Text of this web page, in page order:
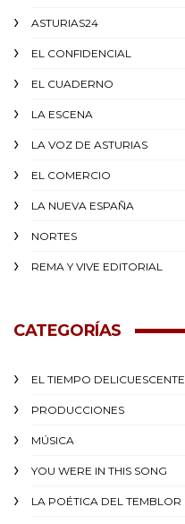
ASTURIAS24
EL CONFIDENCIAL
EL CUADERNO
LA ESCENA
LA VOZ DE ASTURIAS
EL COMERCIO
LA NUEVA ESPAÑA
NORTES
REMA Y VIVE EDITORIAL
CATEGORÍAS
EL TIEMPO DELICUESCENTE
PRODUCCIONES
MÚSICA
YOU WERE IN THIS SONG
LA POÉTICA DEL TEMBLOR